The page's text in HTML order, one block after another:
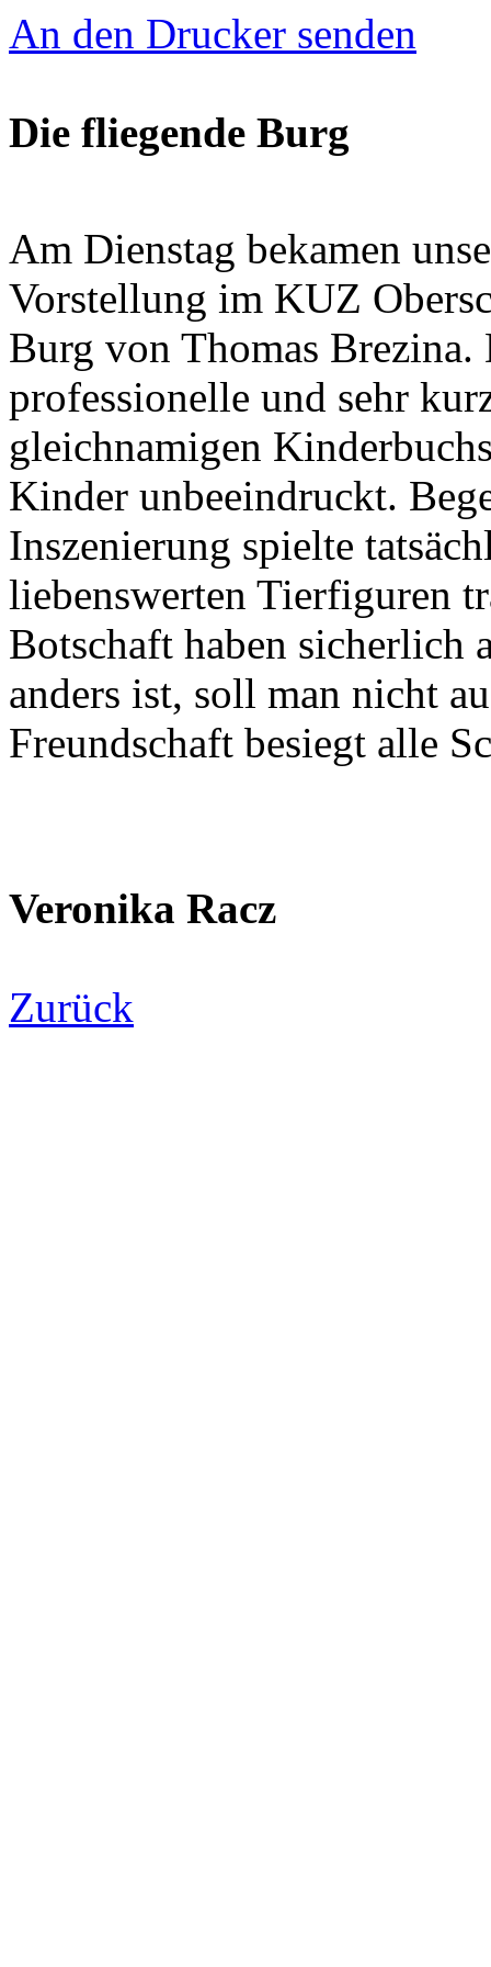
An den Drucker senden
Die fliegende Burg
Am Dienstag bekamen
Vorstellung im KUZ
Burg von Thomas Brezina.
professionelle und sehr
gleichnamigen
Kinder unbeeindruckt.
Inszenierung spielte
liebenswerten Tierfiguren
Botschaft haben sicherlich
anders ist, soll man nicht
Freundschaft besiegt alle
Veronika Racz
Zurück